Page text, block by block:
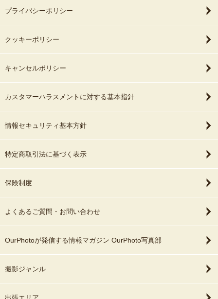
プライバシーポリシー
クッキーポリシー
キャンセルポリシー
カスタマーハラスメントに対する基本指針
情報セキュリティ基本方針
特定商取引法に基づく表示
保険制度
よくあるご質問・お問い合わせ
OurPhotoが発信する情報マガジン OurPhoto写真部
撮影ジャンル